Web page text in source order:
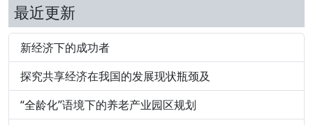
最近更新
新经济下的成功者
探究共享经济在我国的发展现状瓶颈及
“全龄化”语境下的养老产业园区规划